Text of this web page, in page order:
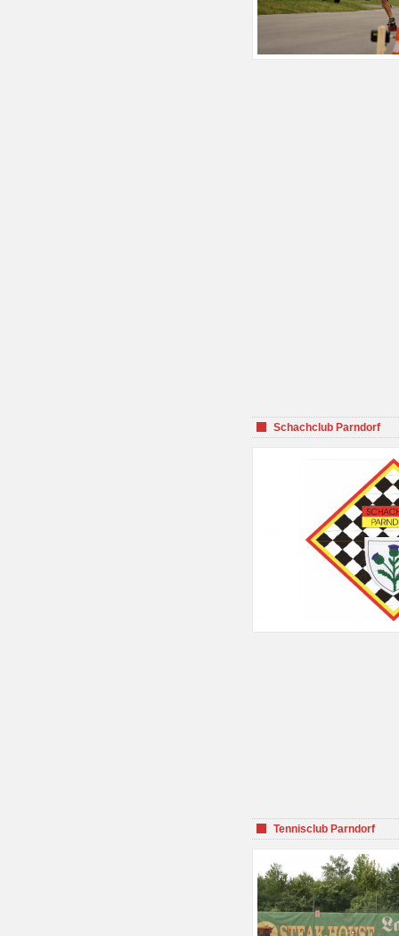
Schachclub Parndorf
Tennisclub Parndorf